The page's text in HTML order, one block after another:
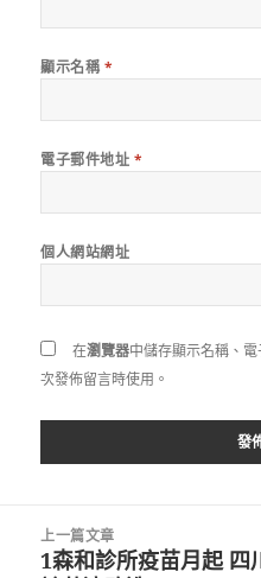
顯示名稱 *
電子郵件地址 *
個人網站網址
在瀏覽器中儲存顯示名稱、
次發佈留言時使用。
上一篇文章
上
1森和診所疫苗月起 四